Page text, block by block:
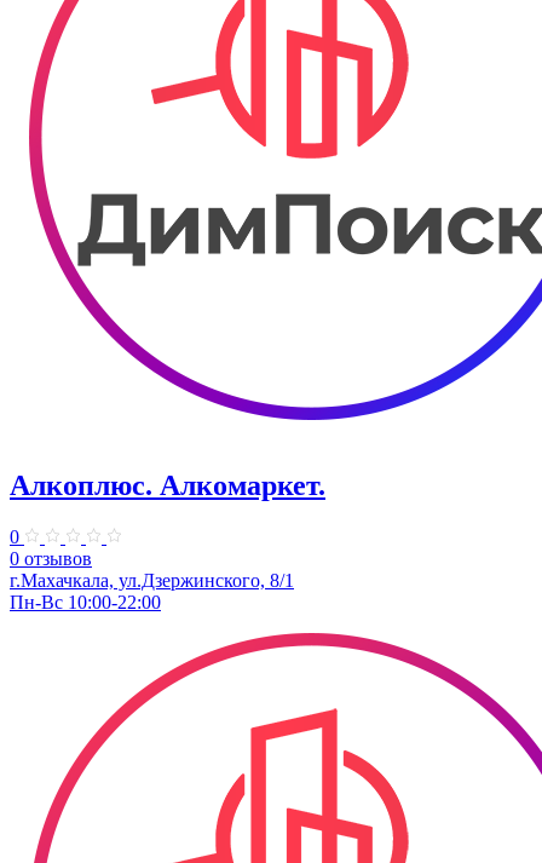
Алкоплюс. Алкомаркет.
0
0 отзывов
г.Махачкала, ул.Дзержинского, 8/1
Пн-Вс 10:00-22:00